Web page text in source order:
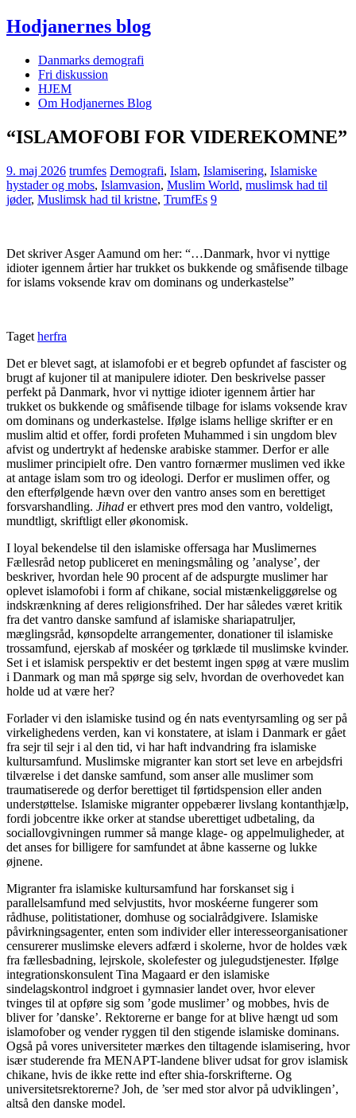
Hodjanernes blog
Danmarks demografi
Fri diskussion
HJEM
Om Hodjanernes Blog
“ISLAMOFOBI FOR VIDEREKOMNE”
9. maj 2026 trumfes Demografi, Islam, Islamisering, Islamiske
hystader og mobs, Islamvasion, Muslim World, muslimsk had til
jøder, Muslimsk had til kristne, TrumfEs 9
Det skriver Asger Aamund om her: “…Danmark, hvor vi nyttige
idioter igennem årtier har trukket os bukkende og småfisende tilbage
for islams voksende krav om dominans og underkastelse”
Taget herfra
Det er blevet sagt, at islamofobi er et begreb opfundet af fascister og
brugt af kujoner til at manipulere idioter. Den beskrivelse passer
perfekt på Danmark, hvor vi nyttige idioter igennem årtier har
trukket os bukkende og småfisende tilbage for islams voksende krav
om dominans og underkastelse. Ifølge islams hellige skrifter er en
muslim altid et offer, fordi profeten Muhammed i sin ungdom blev
afvist og undertrykt af hedenske arabiske stammer. Derfor er alle
muslimer principielt ofre. Den vantro fornærmer muslimen ved ikke
at antage islam som tro og ideologi. Derfor er muslimen offer, og
den efterfølgende hævn over den vantro anses som en berettiget
forsvarshandling. Jihad er ethvert pres mod den vantro, voldeligt,
mundtligt, skriftligt eller økonomisk.
I loyal bekendelse til den islamiske offersaga har Muslimernes
Fællesråd netop publiceret en meningsmåling og ’analyse’, der
beskriver, hvordan hele 90 procent af de adspurgte muslimer har
oplevet islamofobi i form af chikane, social mistænkeliggørelse og
indskrænkning af deres religionsfrihed. Der har således været kritik
fra det vantro danske samfund af islamiske shariapatruljer,
mæglingsråd, kønsopdelte arrangementer, donationer til islamiske
trossamfund, ejerskab af moskéer og tørklæde til muslimske kvinder.
Set i et islamisk perspektiv er det bestemt ingen spøg at være muslim
i Danmark og man må spørge sig selv, hvordan de overhovedet kan
holde ud at være her?
Forlader vi den islamiske tusind og én nats eventyrsamling og ser på
virkelighedens verden, kan vi konstatere, at islam i Danmark er gået
fra sejr til sejr i al den tid, vi har haft indvandring fra islamiske
kultursamfund. Muslimske migranter kan stort set leve en arbejdsfri
tilværelse i det danske samfund, som anser alle muslimer som
traumatiserede og derfor berettiget til førtidspension eller anden
understøttelse. Islamiske migranter oppebærer livslang kontanthjælp,
fordi jobcentre ikke orker at standse uberettiget udbetaling, da
sociallovgivningen rummer så mange klage- og appelmuligheder, at
det anses for billigere for samfundet at åbne kasserne og lukke
øjnene.
Migranter fra islamiske kultursamfund har forskanset sig i
parallelsamfund med selvjustits, hvor moskéerne fungerer som
rådhuse, politistationer, domhuse og socialrådgivere. Islamiske
påvirkningsagenter, enten som individer eller interesseorganisationer
censurerer muslimske elevers adfærd i skolerne, hvor de holdes væk
fra fællesbadning, lejrskole, skolefester og julegudstjenester. Ifølge
integrationskonsulent Tina Magaard er den islamiske
sindelagskontrol indgroet i gymnasier landet over, hvor elever
tvinges til at opføre sig som ’gode muslimer’ og mobbes, hvis de
bliver for ’danske’. Rektorerne er bange for at blive hængt ud som
islamofober og vender ryggen til den stigende islamiske dominans.
Også på vores universiteter mærkes den tiltagende islamisering, hvor
især studerende fra MENAPT-landene bliver udsat for grov islamisk
chikane, hvis de ikke rette ind efter shia-forskrifterne. Og
universitetsrektorerne? Joh, de ’ser med stor alvor på udviklingen’,
altså den danske model.